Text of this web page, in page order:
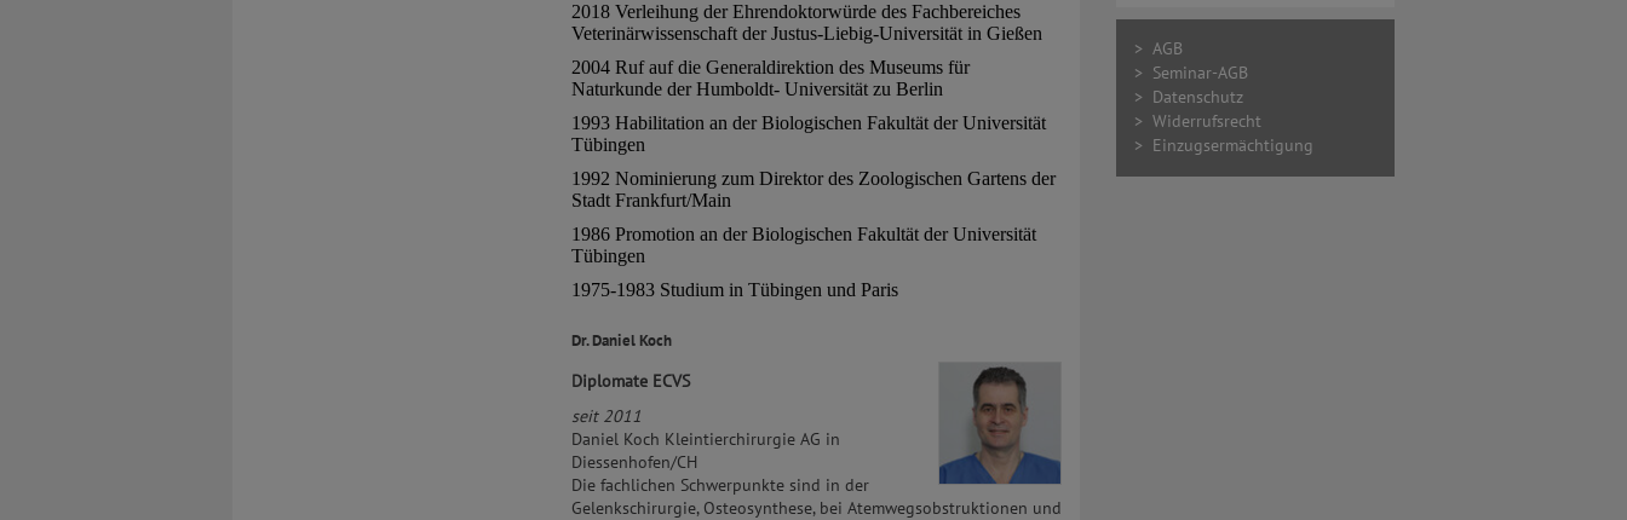
2018 Verleihung der Ehrendoktorwürde des Fachbereiches
Veterinärwissenschaft der Justus-Liebig-Universität in Gießen
2004 Ruf auf die Generaldirektion des Museums für
Naturkunde der Humboldt- Universität zu Berlin
1993 Habilitation an der Biologischen Fakultät der Universität
Tübingen
1992 Nominierung zum Direktor des Zoologischen Gartens der
Stadt Frankfurt/Main
1986 Promotion an der Biologischen Fakultät der Universität
Tübingen
1975-1983 Studium in Tübingen und Paris
Dr. Daniel Koch
Diplomate ECVS
seit 2011
Daniel Koch Kleintierchirurgie AG in
Diessenhofen/CH
Die fachlichen Schwerpunkte sind in der
Gelenkschirurgie, Osteosynthese, bei Atemwegsobstruktionen und
> AGB
> Seminar-AGB
> Datenschutz
> Widerrufsrecht
> Einzugsermächtigung